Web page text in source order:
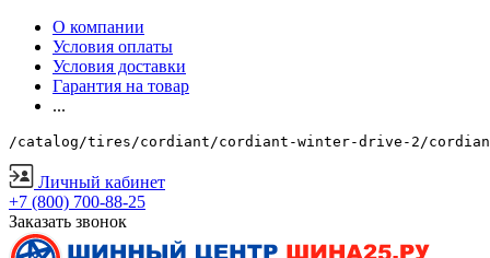
О компании
Условия оплаты
Условия доставки
Гарантия на товар
...
/catalog/tires/cordiant/cordiant-winter-drive-2/
Личный кабинет
+7 (800) 700-88-25
Заказать звонок